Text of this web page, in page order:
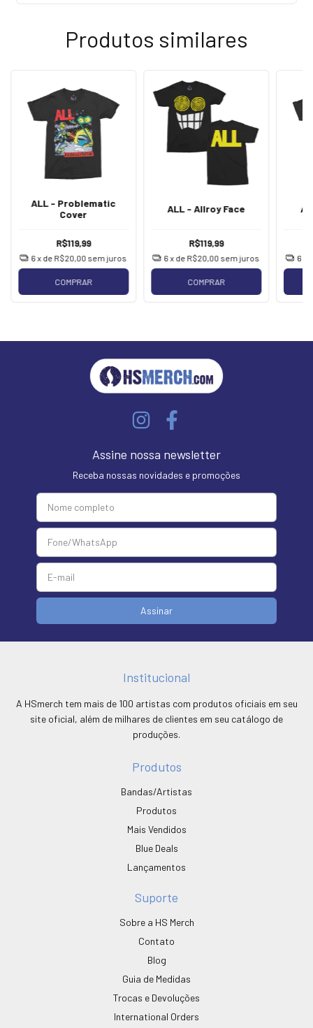
Produtos similares
ALL - Problematic
Cover
R$119,99
6x de R$20,00 sem juros
COMPRAR
ALL - Allroy Face
R$119,99
6 x de R$20,00 sem juros
COMPRAR
6
Assine nossa newsletter
Receba nossas novidades e promoções
Institucional
A HSmerch tem mais de 100 artistas com produtos oficiais em seu
site oficial, além de milhares de clientes em seu catálogo de
produções.
Produtos
Bandas/Artistas
Produtos
Mais Vendidos
Blue Deals
Lançamentos
Suporte
Sobre a HS Merch
Contato
Blog
Guia de Medidas
Trocas e Devoluções
International Orders